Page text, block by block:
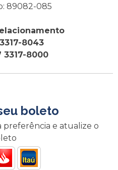
89082-085
8043
3317-8000
boleto
preferência e atualize o